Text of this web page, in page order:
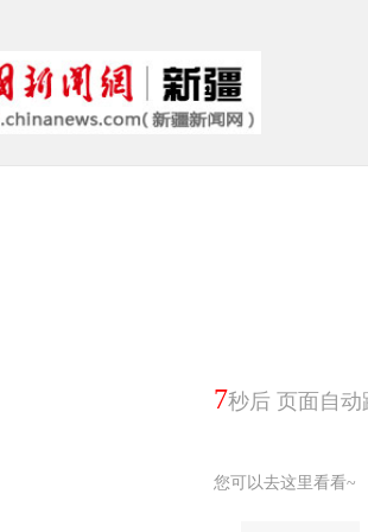
6秒后 页面自动
您可以去这里看看~